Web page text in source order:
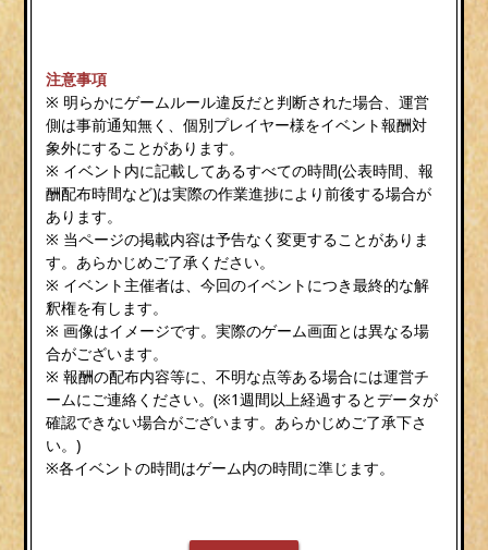
注意事項
※ 明らかにゲームルール違反だと判断された場合、運営
側は事前通知無く、個別プレイヤー様をイベント報酬対
象外にすることがあります。
※ イベント内に記載してあるすべての時間(公表時間、報
酬配布時間など)は実際の作業進捗により前後する場合が
あります。
※ 当ページの掲載内容は予告なく変更することがありま
す。あらかじめご了承ください。
※ イベント主催者は、今回のイベントにつき最終的な解
釈権を有します。
※ 画像はイメージです。実際のゲーム画面とは異なる場
合がございます。
※ 報酬の配布内容等に、不明な点等ある場合には運営チ
ームにご連絡ください。(※1週間以上経過するとデータが
確認できない場合がございます。あらかじめご了承下さ
い。)
※各イベントの時間はゲーム内の時間に準じます。